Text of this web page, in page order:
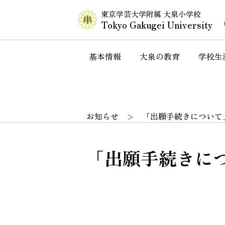
東京学芸大学附属 大泉小学校
Tokyo Gakugei University
基本情報 大泉の教育 学校生
お知らせ 「出願手続きについ
「出願手続き